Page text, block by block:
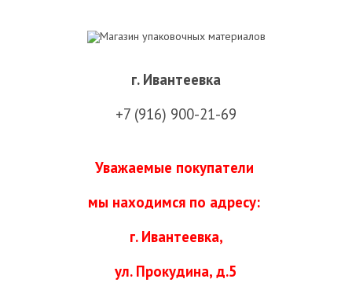
г. Ивантеевка
+7 (916) 900-21-69
Уважаемые покупатели
мы находимся по адресу:
г. Ивантеевка,
ул. Прокудина, д.5